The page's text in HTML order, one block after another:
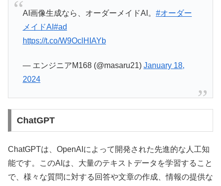
AI画像生成なら、オーダーメイドAI。 #オーダー
メイドAI #ad
https://t.co/W9OclHIAYb
— エンジニアM168 (@masaru21) January 18,
2024
ChatGPT
ChatGPTは、OpenAIによって開発された先進的な人工知
能です。このAIは、大量のテキストデータを学習すること
で、様々な質問に対する回答や文章の作成、情報の提供な